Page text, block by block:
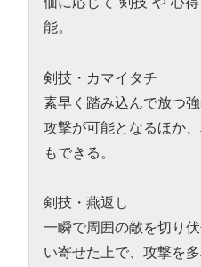
能。
剣技・カマイタチ
素早く踏み込んで放つ
攻撃が可能となるほか
もできる。
剣技・燕返し
一瞬で周囲の敵を切り
い寄せた上で、攻撃を